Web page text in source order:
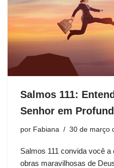
Salmos 111:
Senhor em
por Fabiana 30 de março
Salmos 111 convida você
obras maravilhosas de